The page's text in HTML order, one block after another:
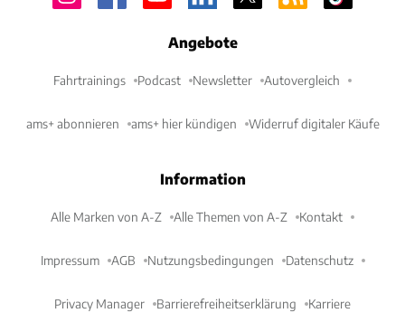
Angebote
Fahrtrainings Podcast Newsletter Autovergleich
ams+ abonnieren ams+ hier kündigen Widerruf digitaler Käufe
Information
Alle Marken von A-Z Alle Themen von A-Z Kontakt
Impressum AGB Nutzungsbedingungen Datenschutz
Privacy Manager Barrierefreiheitserklärung Karriere